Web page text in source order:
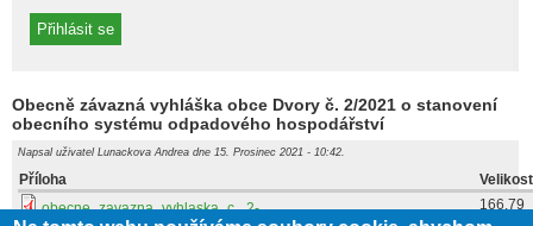
Obecně závazná vyhláška obce Dvory č. 2/2021 o stanovení
obecního systému odpadového hospodářství
Napsal uživatel Lunackova Andrea dne 15. Prosinec 2021 - 10:42.
Příloha
Velikost
obecne_zavazna_vyhlaska_c._2-
166.79
KB